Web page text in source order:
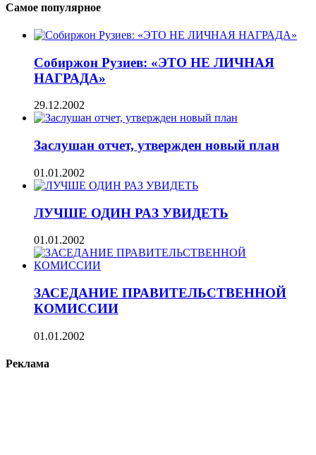
Самое популярное
Собиржон Рузиев: «ЭТО НЕ ЛИЧНАЯ
НАГРАДА»
29.12.2002
Заслушан отчет, утвержден новый план
01.01.2002
ЛУЧШЕ ОДИН РАЗ УВИДЕТЬ
01.01.2002
ЗАСЕДАНИЕ ПРАВИТЕЛЬСТВЕННОЙ
КОМИССИИ
01.01.2002
Реклама